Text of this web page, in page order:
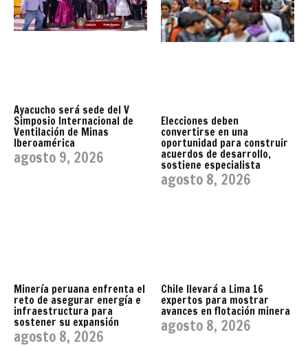
Ayacucho será sede del V
Simposio Internacional de
Ventilación de Minas
Iberoamérica
agosto 9, 2026
Elecciones deben
convertirse en una
oportunidad para construir
acuerdos de desarrollo,
sostiene especialista
agosto 8, 2026
Minería peruana enfrenta el
reto de asegurar energía e
infraestructura para
sostener su expansión
agosto 8, 2026
Chile llevará a Lima 16
expertos para mostrar
avances en flotación minera
agosto 8, 2026